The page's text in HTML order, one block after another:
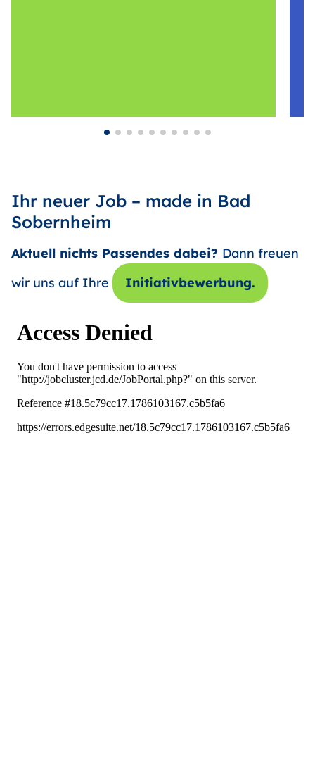
Ihr neuer Job – made in Bad
Sobernheim
Aktuell nichts Passendes dabei? Dann freuen
wir uns auf Ihre
Initiativbewerbung.